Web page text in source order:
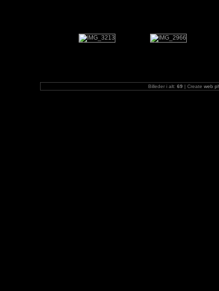
Billeder i alt: 69 | Create web